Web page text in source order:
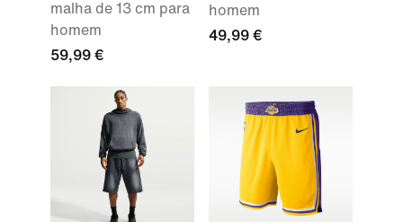
malha de 13 cm para
homem
59,99 €
homem
49,99 €